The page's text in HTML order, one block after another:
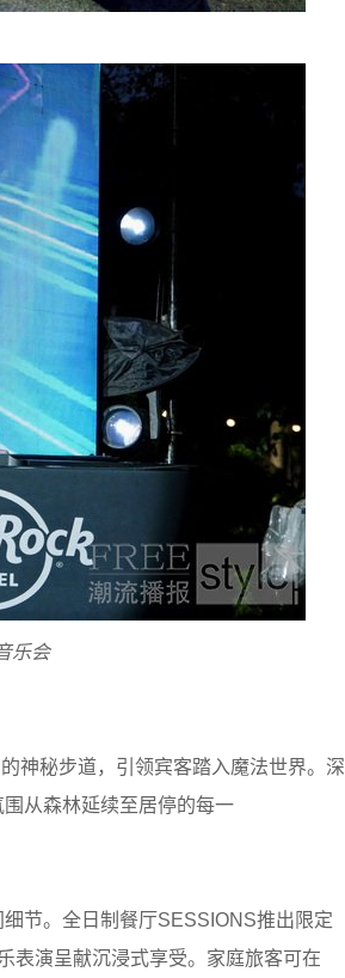
乐会
神秘步道，引领宾客踏入魔法世界。深
从森林延续至居停的每一
节。全日制餐厅SESSIONS推出限定
表演呈献沉浸式享受。家庭旅客可在